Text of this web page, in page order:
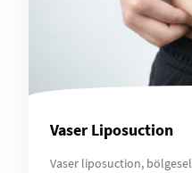
Vaser Liposuction
Vaser liposuction, bölgesel